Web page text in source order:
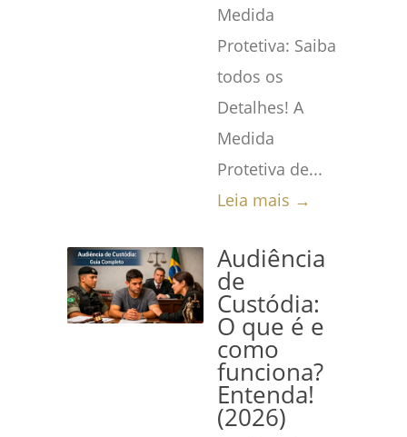
Medida
Protetiva: Saiba
todos os
Detalhes! A
Medida
Protetiva de...
Leia mais →
Audiência
de
Custódia:
O que é e
como
funciona?
Entenda!
(2026)